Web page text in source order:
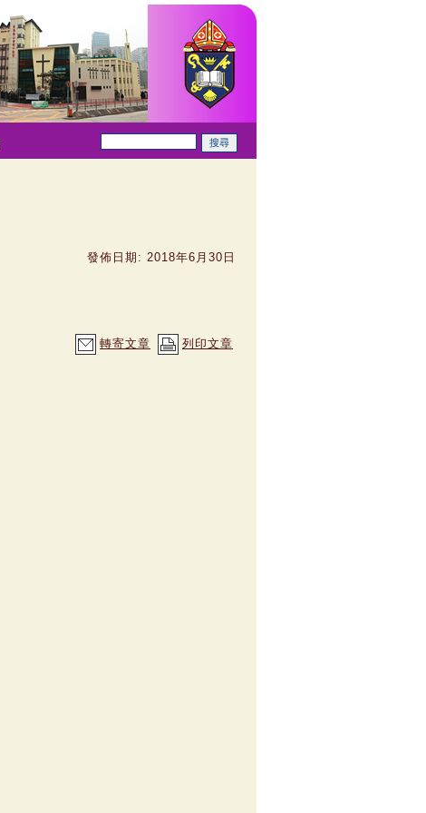
發佈日期: 2018年6月30日
轉寄文章 列印文章